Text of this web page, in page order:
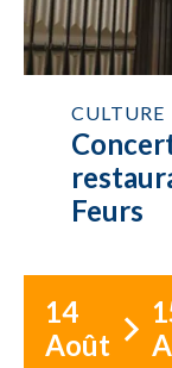
CULTURE
Feurs
14
Août